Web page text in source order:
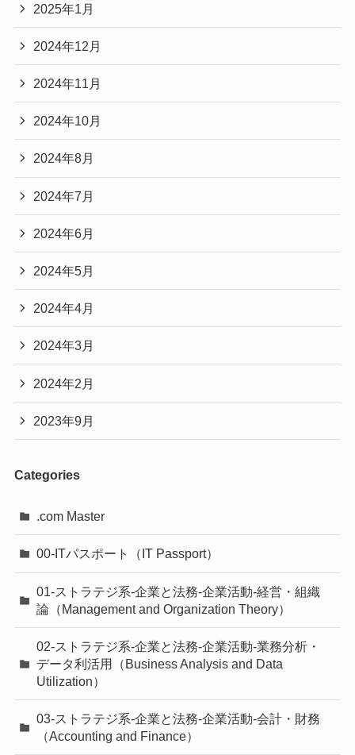
2025年1月
2024年12月
2024年11月
2024年10月
2024年8月
2024年7月
2024年6月
2024年5月
2024年4月
2024年3月
2024年2月
2023年9月
Categories
.com Master
00-ITパスポート（IT Passport）
01-ストラテジ系-企業と法務-企業活動-経営・組織
論（Management and Organization Theory）
02-ストラテジ系-企業と法務-企業活動-業務分析・
データ利活用（Business Analysis and Data
Utilization）
03-ストラテジ系-企業と法務-企業活動-会計・財務
（Accounting and Finance）